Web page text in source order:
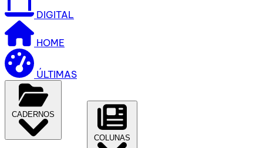
DIGITAL
HOME
ÚLTIMAS
CADERNOS
COLUNAS